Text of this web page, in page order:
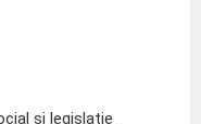
si legislatie